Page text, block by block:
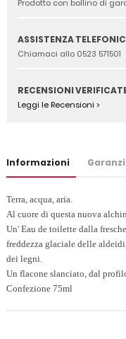
Prodotto con bollino di
ASSISTENZA
Chiamaci allo 0523 571501
RECENSIONI
Leggi le Recensioni >
Informazioni
Terra, acqua, aria.
Al cuore di questa nuova
Un' Eau de toilette dalla
freddezza glaciale delle
dei legni.
Un flacone slanciato, dal
Confezione 75ml